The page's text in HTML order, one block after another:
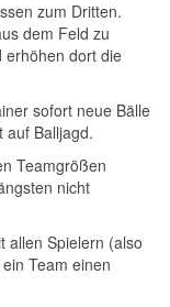
zum Dritten.
dem Feld zu
erhöhen dort die
sofort neue Bälle
auf Balljagd.
Teamgrößen
nicht
allen Spielern (also
Team einen